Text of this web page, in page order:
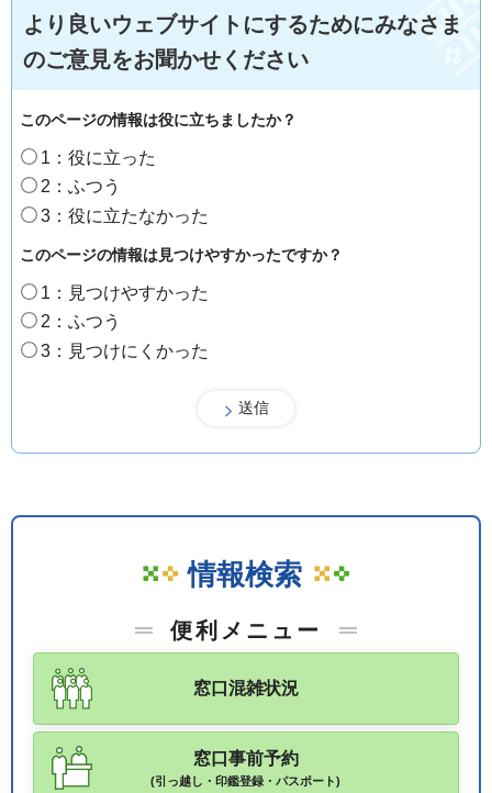
より良いウェブサイトにするためにみなさま
のご意見をお聞かせください
このページの情報は役に立ちましたか？
1：役に立った
2：ふつう
3：役に立たなかった
このページの情報は見つけやすかったですか？
1：見つけやすかった
2：ふつう
3：見つけにくかった
情報検索
便利メニュー
窓口混雑状況
窓口事前予約
(引っ越し・印鑑登録・パスポート)